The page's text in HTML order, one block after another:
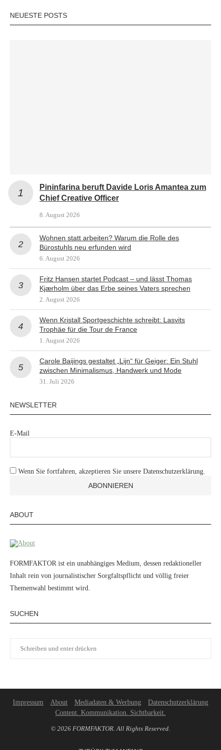
NEUESTE POSTS
Pininfarina beruft Davide Loris Amantea zum
Chief Creative Officer
8. August 2026
Wohnen statt arbeiten? Warum die Rolle des
Bürostuhls neu erfunden wird
6. August 2026
Fritz Hansen startet Podcast – und lässt Thomas
Kjærholm über das Erbe seines Vaters sprechen
2. August 2026
Wenn Kristall Sportgeschichte schreibt: Lasvits
Trophäe für die Tour de France
1. August 2026
Carole Baijings gestaltet „Lijn“ für Geiger: Ein Stuhl
zwischen Minimalismus, Handwerk und Mode
31. Juli 2026
NEWSLETTER
E-Mail
Wenn Sie fortfahren, akzeptieren Sie unsere Datenschutzerklärung.
ABOUT
FORMFAKTOR ist ein unabhängiges Medium, dessen redaktioneller
Inhalt rein von journalistischer Sorgfaltspflicht und völlig freier
Themenwahl bestimmt wird.
SUCHEN
Impressum About Mediadaten & Werbung
Datenschutzerklärung
Content. Kommunikation. Sichtbarkeit.
© 2026 FORMFAKTOR. All Rights Reserved.